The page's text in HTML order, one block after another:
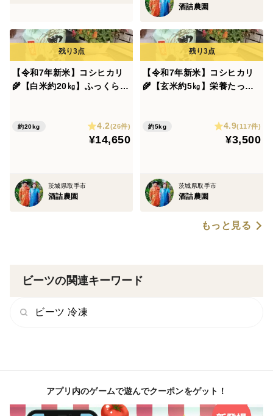
酒詰農園
【令和7年新米】コシヒカリ
🌾【白米約20㎏】ふっくらも
約20kg 4.2(26件)
¥14,650
茨城県取手市
酒詰農園
【令和7年新米】コシヒカリ
🌾【玄米約5㎏】栄養たっぷ
約5kg 4.9(117件)
¥3,500
茨城県取手市
酒詰農園
もっと見る
ビーツの関連キーワード
ビーツ 冷凍
アプリ内のゲームで遊んでクーポンをゲット！